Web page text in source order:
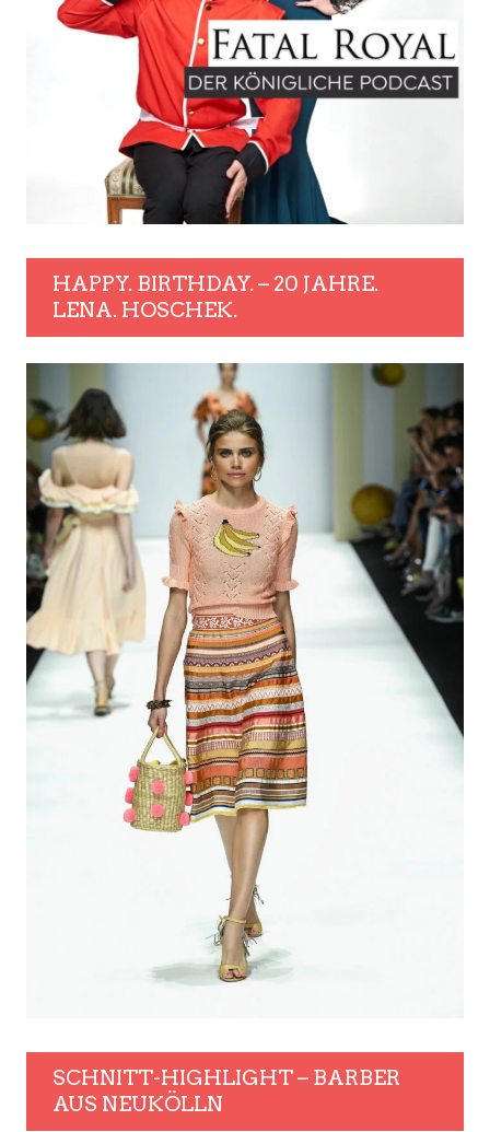
HAPPY. BIRTHDAY. – 20 JAHRE.
LENA. HOSCHEK.
SCHNITT-HIGHLIGHT – BARBER
AUS NEUKÖLLN